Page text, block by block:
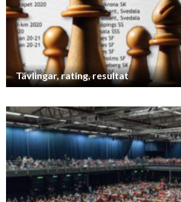
Tävlingar, rating, resultat